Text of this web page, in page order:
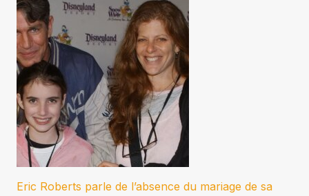
Eric Roberts parle de l’absence du mariage de sa